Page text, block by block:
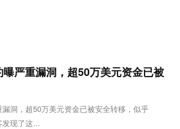
严重漏洞，超50万美元资金已被
洞，超50万美元资金已被安全转移，似乎
发现了这...